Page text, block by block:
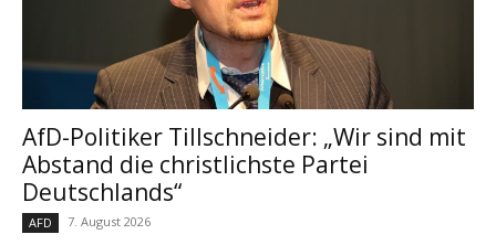
AfD-Politiker Tillschneider: „Wir sind mit
Abstand die christlichste Partei
Deutschlands“
AFD 7. August 2026